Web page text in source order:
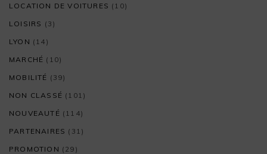
LOCATION DE VOITURES (10)
LOISIRS (3)
LYON (14)
MARCHÉ (10)
MOBILITÉ (39)
NON CLASSÉ (101)
NOUVEAUTÉ (114)
PARTENAIRES (31)
PROMOTION (29)